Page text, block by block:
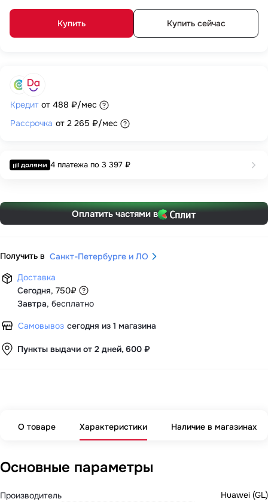
Купить Купить сейчас
Кредит от 488 ₽/мес
Рассрочка от 2 265 ₽/мес
4 платежа по 3 397 ₽
Оплатить частями в
Получить в Санкт-Петербурге и ЛО
Доставка
Сегодня, 750₽
Завтра, бесплатно
Самовывоз сегодня из 1 магазина
Пункты выдачи от 2 дней, 600 ₽
О товаре Характеристики Наличие в магазинах
Основные параметры
Производитель Huawei (GL)